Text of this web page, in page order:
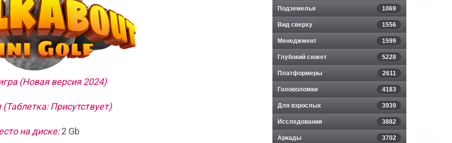
(Новая версия 2024)
Присутствует)
на диске:2 Gb
Подземелья 1069
Вид сверху 1556
Менеджмент 1599
Глубокий сюжет 5228
Платформеры 2611
Головоломки 4183
Для взрослых 3939
Исследования 3882
Аркады 3702